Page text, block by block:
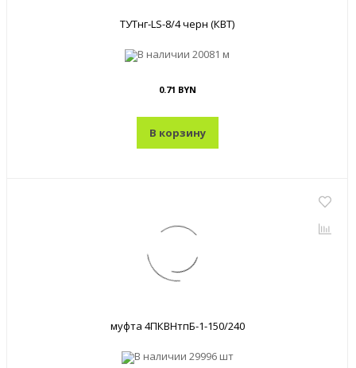
ТУТнг-LS-8/4 черн (КВТ)
В наличии 20081 м
0.71 BYN
В корзину
муфта 4ПКВНтпБ-1-150/240
В наличии 29996 шт